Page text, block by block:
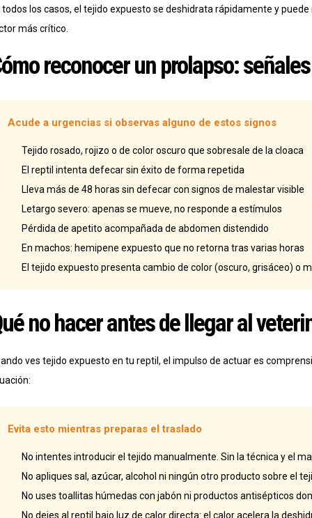
todos los casos, el tejido expuesto se deshidrata rápidamente y
más crítico.
reconocer un prolapso:
Acude a urgencias si observas alguno de estos signos
Tejido rosado, rojizo o de color oscuro que sobresale de la cloaca
El reptil intenta defecar sin éxito de forma repetida
Lleva más de 48 horas sin defecar con signos de malestar visible
Letargo severo: apenas se mueve, no responde a estímulos
Pérdida de apetito acompañada de abdomen distendido
En machos: hemipene expuesto que no retorna tras varias horas
El tejido expuesto presenta cambio de color (oscuro, grisáceo) o
no hacer antes de llegar al
ves tejido expuesto en tu reptil, el impulso de actuar es
Evita esto mientras preparas el traslado
No intentes introducir el tejido manualmente. Sin la técnica y el
No apliques sal, azúcar, alcohol ni ningún otro producto sobre el
No uses toallitas húmedas con jabón ni productos antisépticos
No dejes al reptil bajo luz de calor directa: el calor acelera la